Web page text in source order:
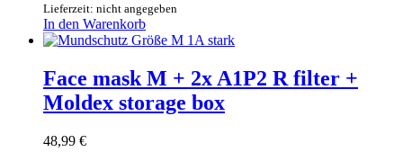
Lieferzeit: nicht angegeben
In den Warenkorb
Face mask M + 2x A1P2 R filter +
Moldex storage box
48,99 €